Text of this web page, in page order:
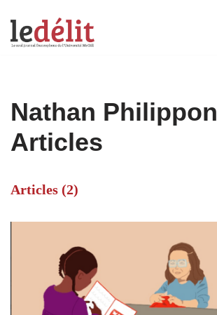
Aller
Nathan Philippon
Articles
Articles (2)